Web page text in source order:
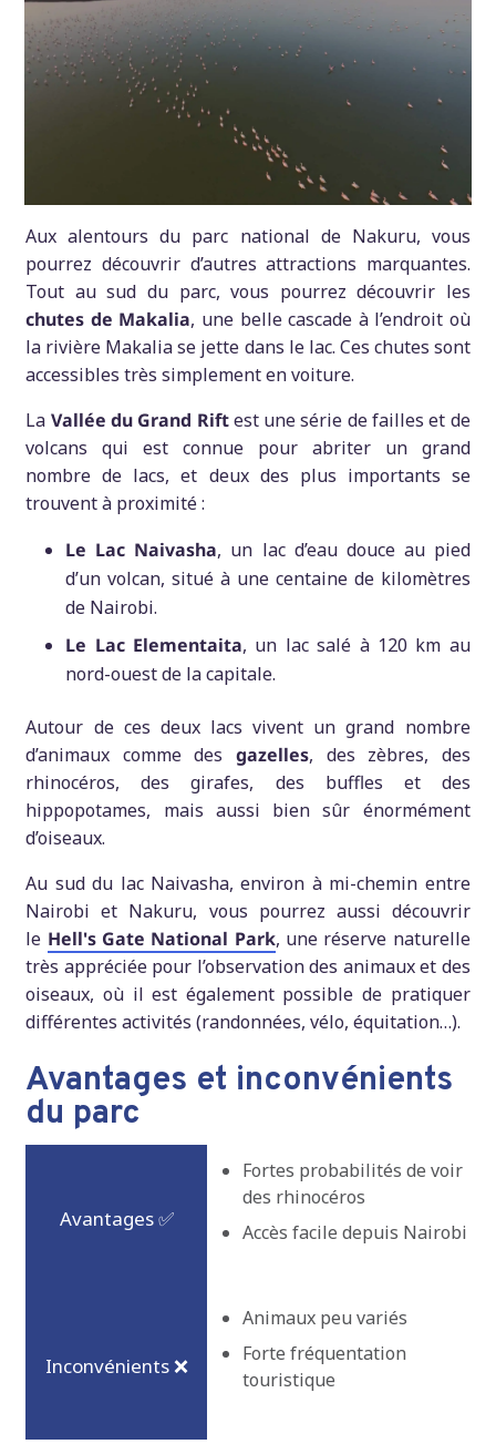
Aux alentours du parc national de Nakuru, vous
pourrez découvrir d’autres attractions marquantes.
Tout au sud du parc, vous pourrez découvrir les
chutes de Makalia, une belle cascade à l’endroit où
la rivière Makalia se jette dans le lac. Ces chutes sont
accessibles très simplement en voiture.
La Vallée du Grand Riftest une série de failles et de
volcans qui est connue pour abriter un grand
nombre de lacs, et deux des plus importants se
trouvent à proximité :
Le Lac Naivasha, un lac d’eau douce au pied
d’un volcan, situé à une centaine de kilomètres
de Nairobi.
Le Lac Elementaita, un lac salé à 120 km au
nord-ouest de la capitale.
Autour de ces deux lacs vivent un grand nombre
d’animaux comme des gazelles, des zèbres, des
rhinocéros, des girafes, des buffles et des
hippopotames, mais aussi bien sûr énormément
d’oiseaux.
Au sud du lac Naivasha, environ à mi-chemin entre
Nairobi et Nakuru, vous pourrez aussi découvrir
le Hell's Gate National Park, une réserve naturelle
très appréciée pour l’observation des animaux et des
oiseaux, où il est également possible de pratiquer
différentes activités (randonnées, vélo, équitation…).
Avantages et inconvénients
du parc
Fortes probabilités de voir
des rhinocéros
Accès facile depuis Nairobi
Animaux peu variés
Forte fréquentation
touristique